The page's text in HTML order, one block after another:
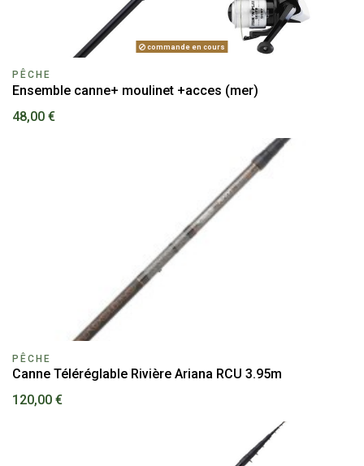
commande en cours
PÊCHE
Ensemble canne+ moulinet +acces (mer)
48,00 €
PÊCHE
Canne Téléréglable Rivière Ariana RCU 3.95m
120,00 €